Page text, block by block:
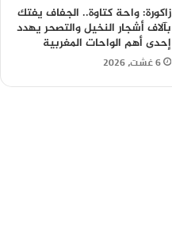
زاكورة: واحة كتاوة.. الجفاف يفتك
بآلاف أشجار النخيل والتصحر يهدد
إحدى أهم الواحات المغربية
6 غشت، 2026